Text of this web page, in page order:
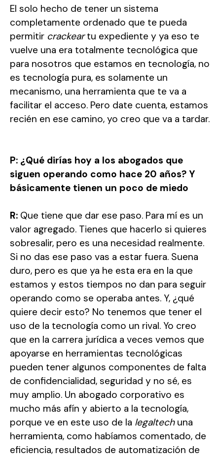
El solo hecho de tener un sistema
completamente ordenado que te pueda
permitir crackeartu expediente y ya eso te
vuelve una era totalmente tecnológica que
para nosotros que estamos en tecnología, no
es tecnología pura, es solamente un
mecanismo, una herramienta que te va a
facilitar el acceso. Pero date cuenta, estamos
recién en ese camino, yo creo que va a tardar.
P: ¿Qué dirías hoy a los abogados que
siguen operando como hace 20 años? Y
básicamente tienen un poco de miedo
R: Que tiene que dar ese paso. Para mí es un
valor agregado. Tienes que hacerlo si quieres
sobresalir, pero es una necesidad realmente.
Si no das ese paso vas a estar fuera. Suena
duro, pero es que ya he esta era en la que
estamos y estos tiempos no dan para seguir
operando como se operaba antes. Y, ¿qué
quiere decir esto? No tenemos que tener el
uso de la tecnología como un rival. Yo creo
que en la carrera jurídica a veces vemos que
apoyarse en herramientas tecnológicas
pueden tener algunos componentes de falta
de confidencialidad, seguridad y no sé, es
muy amplio. Un abogado corporativo es
mucho más afín y abierto a la tecnología,
porque ve en este uso de la legaltechuna
herramienta, como habíamos comentado, de
eficiencia, resultados de automatización de